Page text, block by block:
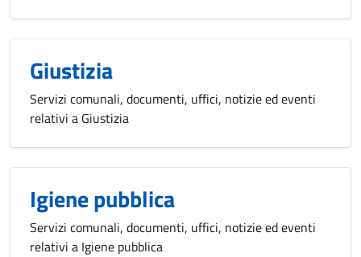
Giustizia
Servizi comunali, documenti, uffici, notizie ed eventi
relativi a Giustizia
Igiene pubblica
Servizi comunali, documenti, uffici, notizie ed eventi
relativi a Igiene pubblica